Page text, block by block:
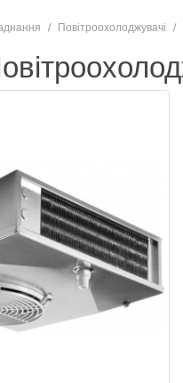
Повітроохолоджувачі